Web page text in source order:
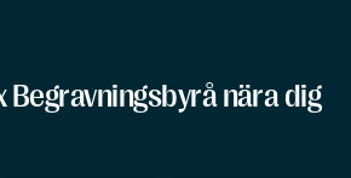
Begravningsbyrå nära dig